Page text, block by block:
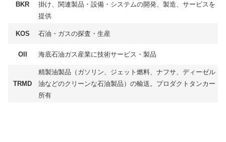
BKR
掛け、関連製品・設備・システムの開発、製造、サービスを
提供
KOS 石油・ガスの探査・生産
OII 海底石油ガス産業に技術サービス・製品
TRMD
精製油製品（ガソリン、ジェット燃料、ナフサ、ディーゼル
油などのクリーンな石油製品）の輸送。プロダクトタンカー
所有